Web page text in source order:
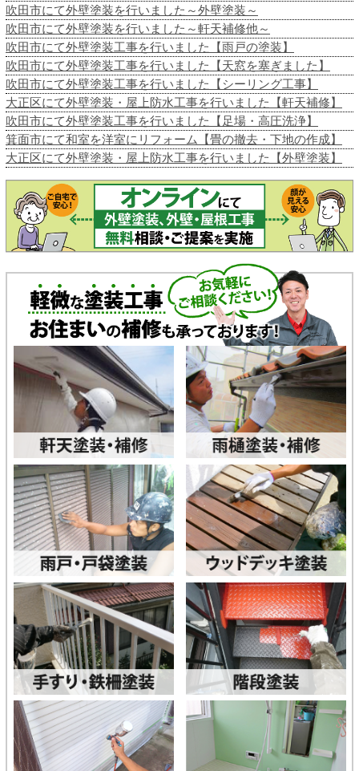
吹田市にて外壁塗装を行いました～外壁塗装～
吹田市にて外壁塗装を行いました～軒天補修他～
吹田市にて外壁塗装工事を行いました【雨戸の塗装】
吹田市にて外壁塗装工事を行いました【天窓を塞ぎました】
吹田市にて外壁塗装工事を行いました【シーリング工事】
大正区にて外壁塗装・屋上防水工事を行いました【軒天補修】
吹田市にて外壁塗装工事を行いました【足場・高圧洗浄】
箕面市にて和室を洋室にリフォーム【畳の撤去・下地の作成】
大正区にて外壁塗装・屋上防水工事を行いました【外壁塗装】